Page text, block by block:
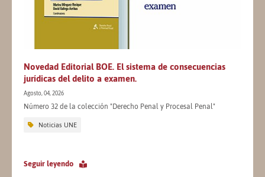
Novedad Editorial BOE. El sistema de consecuencias
jurídicas del delito a examen.
Agosto, 04, 2026
Número 32 de la colección "Derecho Penal y Procesal Penal"
Noticias UNE
Seguir leyendo